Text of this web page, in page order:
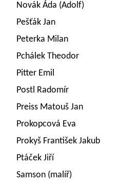
Novák Áda (Adolf)
Pešťák Jan
Peterka Milan
Pchálek Theodor
Pitter Emil
Postl Radomír
Preiss Matouš Jan
Prokopcová Eva
Prokyš František Jakub
Ptáček Jiří
Samson (malíř)